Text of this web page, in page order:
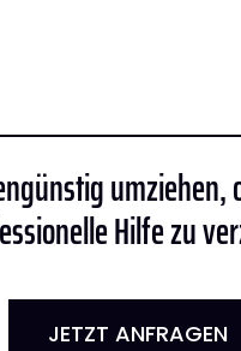
umziehen,
Hilfe zu
JETZT ANFRAGEN